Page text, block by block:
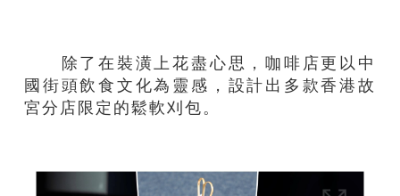
除了在裝潢上花盡心思，咖啡店更以中
國街頭飲食文化為靈感，設計出多款香港故
宮分店限定的鬆軟刈包。